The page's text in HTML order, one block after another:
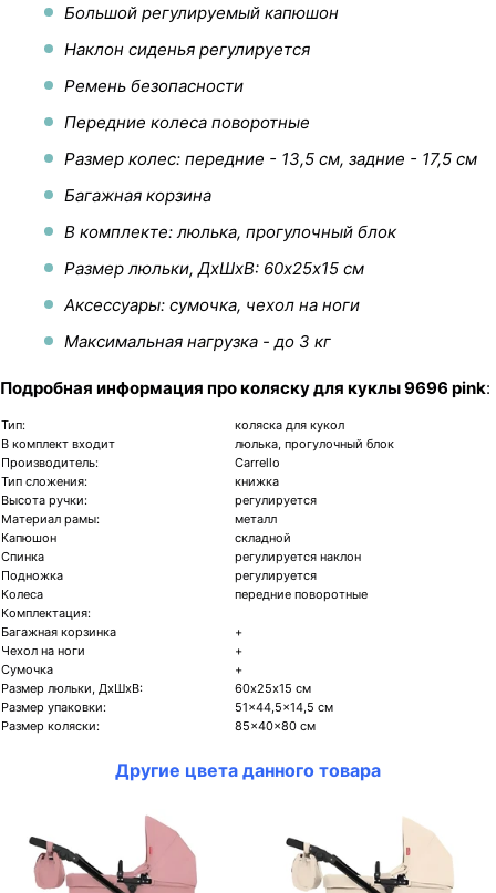
Большой регулируемый капюшон
Наклон сиденья регулируется
Ремень безопасности
Передние колеса поворотные
Размер колес: передние - 13,5 см, задние - 17,5 см
Багажная корзина
В комплекте: люлька, прогулочный блок
Размер люльки, ДхШхВ: 60х25х15 см
Аксессуары: сумочка, чехол на ноги
Максимальная нагрузка - до 3 кг
Подробная информация про коляску для куклы 9696 pink:
Тип:
коляска для кукол
В комплект входит
люлька, прогулочный блок
Производитель:
Carrello
Тип сложения:
книжка
Высота ручки:
регулируется
Материал рамы:
металл
Капюшон
складной
Спинка
регулируется наклон
Подножка
регулируется
Колеса
передние поворотные
Комплектация:
Багажная корзинка
+
Чехол на ноги
+
Сумочка
+
Размер люльки, ДхШхВ:
60х25х15 см
Размер упаковки:
51×44,5×14,5 см
Размер коляски:
85×40×80 см
Другие цвета данного товара